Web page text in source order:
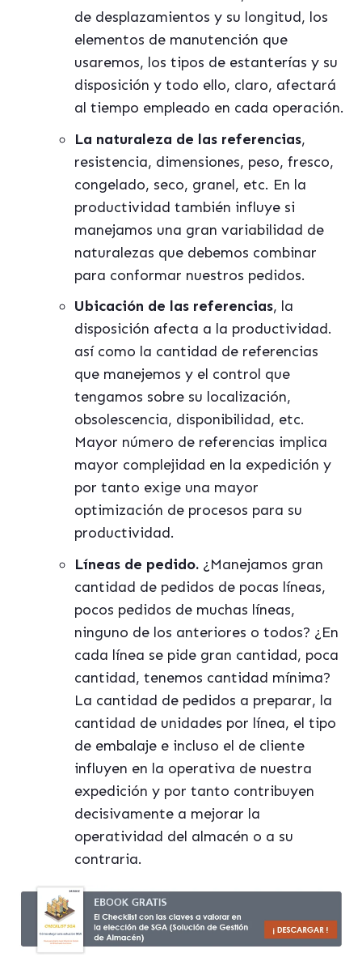
de desplazamientos y su longitud, los
elementos de manutención que
usaremos, los tipos de estanterías y su
disposición y todo ello, claro, afectará
al tiempo empleado en cada operación.
La naturaleza de las referencias,
resistencia, dimensiones, peso, fresco,
congelado, seco, granel, etc. En la
productividad también influye si
manejamos una gran variabilidad de
naturalezas que debemos combinar
para conformar nuestros pedidos.
Ubicación de las referencias, la
disposición afecta a la productividad.
así como la cantidad de referencias
que manejemos y el control que
tengamos sobre su localización,
obsolescencia, disponibilidad, etc.
Mayor número de referencias implica
mayor complejidad en la expedición y
por tanto exige una mayor
optimización de procesos para su
productividad.
Líneas de pedido. ¿Manejamos gran
cantidad de pedidos de pocas líneas,
pocos pedidos de muchas líneas,
ninguno de los anteriores o todos? ¿En
cada línea se pide gran cantidad, poca
cantidad, tenemos cantidad mínima?
La cantidad de pedidos a preparar, la
cantidad de unidades por línea, el tipo
de embalaje e incluso el de cliente
influyen en la operativa de nuestra
expedición y por tanto contribuyen
decisivamente a mejorar la
operatividad del almacén o a su
contraria.